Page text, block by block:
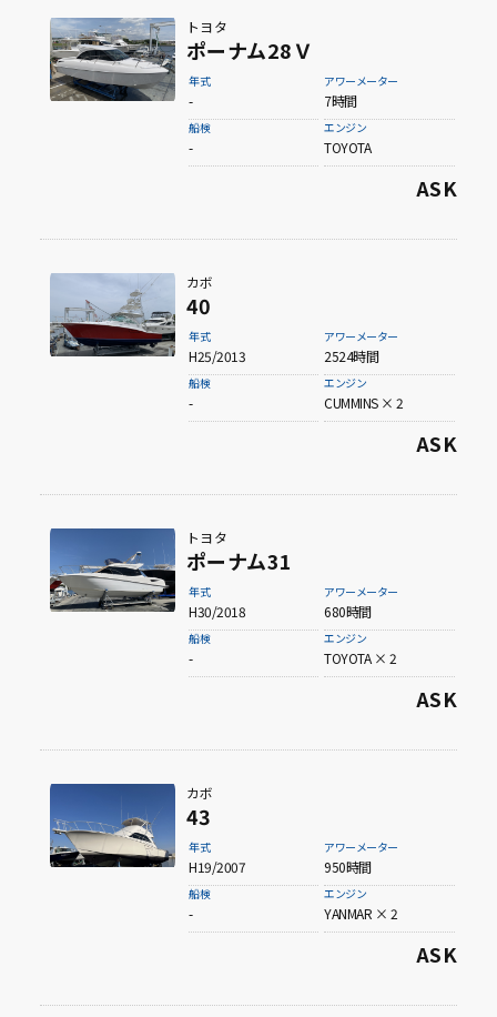
トヨタ
ポーナム28Ｖ
年式
-
アワーメーター
7時間
船検
-
エンジン
TOYOTA
ASK
カボ
40
年式
H25/2013
アワーメーター
2524時間
船検
-
エンジン
CUMMINS × 2
ASK
トヨタ
ポーナム31
年式
H30/2018
アワーメーター
680時間
船検
-
エンジン
TOYOTA × 2
ASK
カボ
43
年式
H19/2007
アワーメーター
950時間
船検
-
エンジン
YANMAR × 2
ASK